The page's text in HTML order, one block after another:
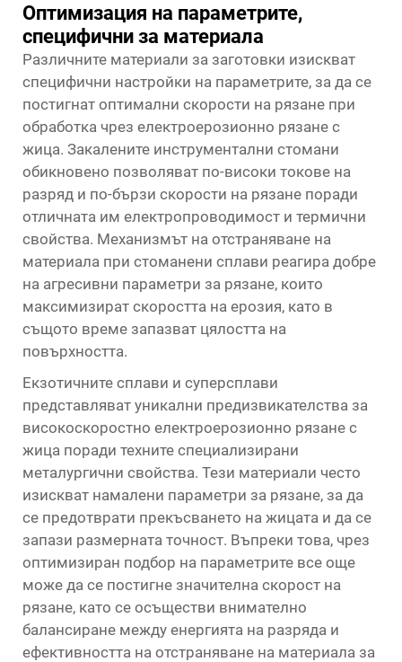
Оптимизация на параметрите,
специфични за материала
Различните материали за заготовки изискват
специфични настройки на параметрите, за да се
постигнат оптимални скорости на рязане при
обработка чрез електроерозионно рязане с
жица. Закалените инструментални стомани
обикновено позволяват по-високи токове на
разряд и по-бързи скорости на рязане поради
отличната им електропроводимост и термични
свойства. Механизмът на отстраняване на
материала при стоманени сплави реагира добре
на агресивни параметри за рязане, които
максимизират скоростта на ерозия, като в
същото време запазват цялостта на
повърхността.
Екзотичните сплави и суперсплави
представляват уникални предизвикателства за
високоскоростно електроерозионно рязане с
жица поради техните специализирани
металургични свойства. Тези материали често
изискват намалени параметри за рязане, за да
се предотврати прекъсването на жицата и да се
запази размерната точност. Въпреки това, чрез
оптимизиран подбор на параметрите все още
може да се постигне значителна скорост на
рязане, като се осъществи внимателно
балансиране между енергията на разряда и
ефективността на отстраняване на материала за